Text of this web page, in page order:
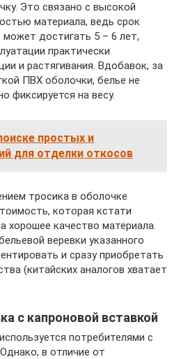
Это связано с высокой
материала, ведь срок
достигать 5 – 6 лет,
практически
и растягивания. Вдобавок, за
ПВХ оболочки, белье не
фиксируется на весу.
простых и
для отделки откосов
тросика в оболочке
которая кстати
хорошее качество материала.
веревки указанного
и сразу приобретать
(китайских аналогов хватает
с капроновой вставкой
потребителями с
в отличие от